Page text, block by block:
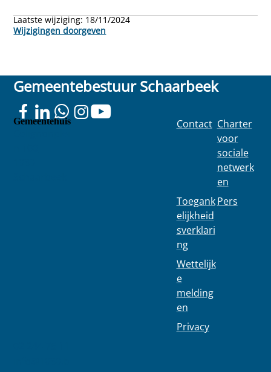
Laatste wijziging: 18/11/2024
Wijzigingen doorgeven
Gemeentebestuur Schaarbeek
Gemeentehuis Contact
Toegank
elijkheid
sverklari
ng
Wettelijk
e
melding
en
Privacy
Charter
voor
sociale
netwerk
en
Pers